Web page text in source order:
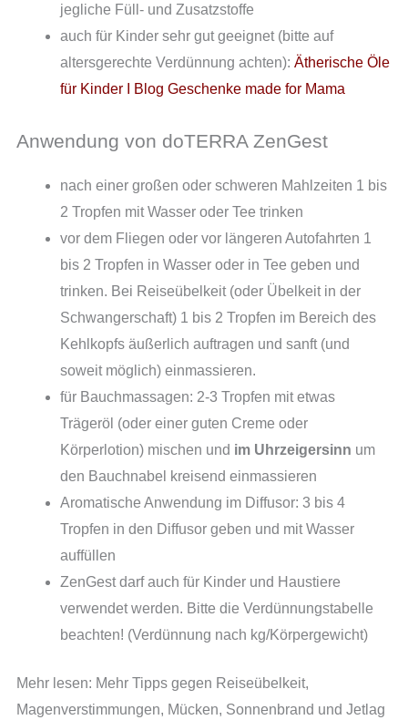
jegliche Füll- und Zusatzstoffe
auch für Kinder sehr gut geeignet (bitte auf
altersgerechte Verdünnung achten):Ätherische Öle
für Kinder I Blog Geschenke made for Mama
Anwendung von doTERRA ZenGest
nach einer großen oder schweren Mahlzeiten 1 bis
2 Tropfen mit Wasser oder Tee trinken
vor dem Fliegen oder vor längeren Autofahrten 1
bis 2 Tropfen in Wasser oder in Tee geben und
trinken. Bei Reiseübelkeit (oder Übelkeit in der
Schwangerschaft) 1 bis 2 Tropfen im Bereich des
Kehlkopfs äußerlich auftragen und sanft (und
soweit möglich) einmassieren.
für Bauchmassagen: 2-3 Tropfen mit etwas
Trägeröl (oder einer guten Creme oder
Körperlotion) mischen und im Uhrzeigersinn um
den Bauchnabel kreisend einmassieren
Aromatische Anwendung im Diffusor: 3 bis 4
Tropfen in den Diffusor geben und mit Wasser
auffüllen
ZenGest darf auch für Kinder und Haustiere
verwendet werden. Bitte die Verdünnungstabelle
beachten! (Verdünnung nach kg/Körpergewicht)
Mehr lesen: Mehr Tipps gegen Reiseübelkeit,
Magenverstimmungen, Mücken, Sonnenbrand und Jetlag